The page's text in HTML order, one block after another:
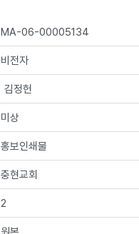
MA-06-00005134
비전자
김정헌
미상
홍보인쇄물
충현교회
2